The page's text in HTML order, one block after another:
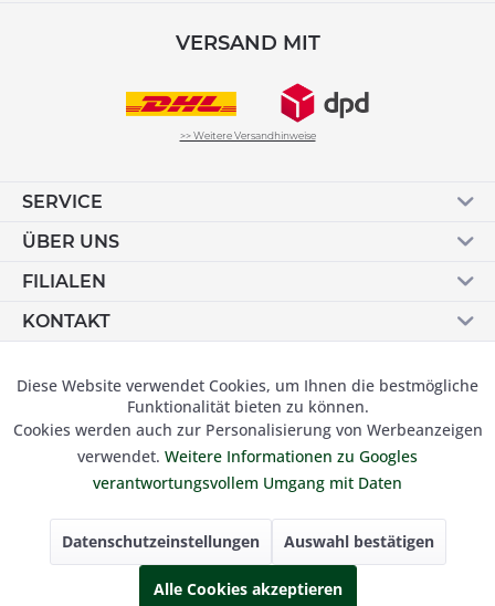
VERSAND MIT
>> Weitere Versandhinweise
SERVICE
ÜBER UNS
FILIALEN
KONTAKT
© 2019 Besser Gehen Schockmann GmbH. Alle Preise inkl.
der gesetzl. MwSt und zzgl.Versandkosten.
Funktionale Aktiv
Marketing Inaktiv
Tracking Inaktiv
Personalisierung Inaktiv
Diese Website verwendet Cookies, um Ihnen die bestmögliche
Funktionalität bieten zu können.
Cookies werden auch zur Personalisierung von Werbeanzeigen
verwendet. Weitere Informationen zu Googles
verantwortungsvollem Umgang mit Daten
Datenschutzeinstellungen Auswahl bestätigen
Alle Cookies akzeptieren